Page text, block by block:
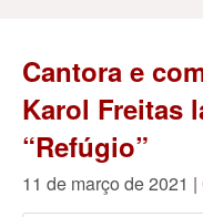
Cantora e
Karol Freitas
“Refúgio”
11 de março de 2021 |